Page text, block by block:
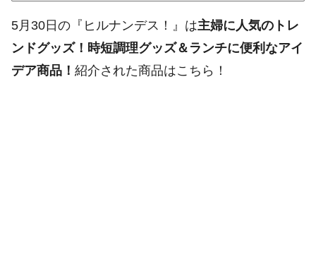
5月30日の『ヒルナンデス！』は主婦に人気のトレ
ンドグッズ！時短調理グッズ＆ランチに便利なアイ
デア商品！ 紹介された商品はこちら！